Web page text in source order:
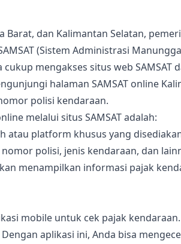
Barat, dan Kalimantan Selatan,
(Sistem Administrasi
mengakses situs web SAMSAT
halaman SAMSAT online
polisi kendaraan.
melalui situs SAMSAT adalah:
atau platform khusus yang
polisi, jenis kendaraan, dan
menampilkan informasi pajak
mobile untuk cek pajak
aplikasi ini, Anda bisa